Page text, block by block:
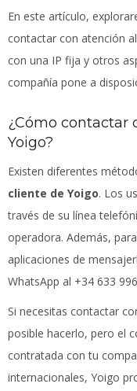
En este artículo,
contactar con atención
con una IP fija y otros
compañía pone a
¿Cómo contactar
Yoigo?
Existen diferentes
cliente de Yoigo. Los
través de su línea
operadora. Además,
aplicaciones de
WhatsApp al +34 633
Si necesitas contactar
posible hacerlo, pero el
contratada con tu
internacionales, Yoigo